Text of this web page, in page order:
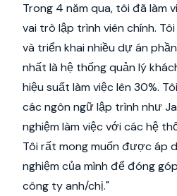
Trong 4 năm qua, tôi đã làm
vai trò lập trình viên chính.
và triển khai nhiều dự án
nhất là hệ thống quản lý
hiệu suất làm việc lên 30%.
các ngôn ngữ lập trình như
nghiệm làm việc với các hệ
Tôi rất mong muốn được áp
nghiệm của mình để đóng
công ty anh/chị."